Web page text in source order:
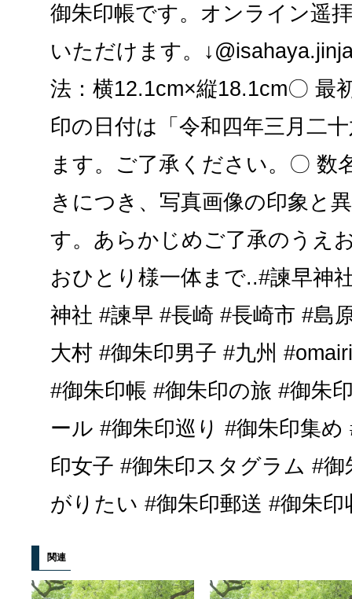
御朱印帳です。オンライン遥
いただけます。
法：横12.1cm×縦18.1cm〇 最
印の日付は「令和四年三月二
ます。ご了承ください。〇 数
きにつき、写真画像の印象と
す。あらかじめご了承のうえ
おひとり様一体まで..#諫早神
神社 #諫早 #長崎 #長崎市 #島
大村 #御朱印男子 #九州
#御朱印帳 #御朱印の旅 #御朱
ール #御朱印巡り #御朱印集
印女子 #御朱印スタグラム #
がりたい #御朱印郵送 #御朱印
関連